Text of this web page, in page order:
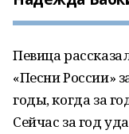
Певица
«Песни России»
годы, когда за
Сейчас за год